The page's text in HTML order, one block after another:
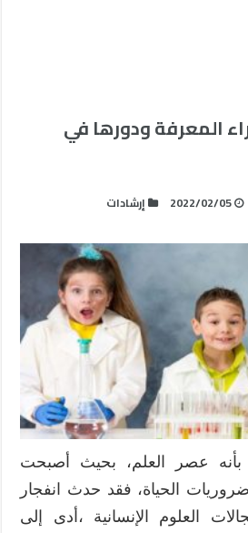
المعرفة ودورها في
2022/02/05
إرشادات
بأنه عصر العلم، بحيث أصبحت
الحياة، فقد حدث انفجار
العلوم الإنسانية ،أدى إلى